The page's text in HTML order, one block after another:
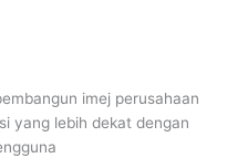
imej perusahaan
yang lebih dekat dengan